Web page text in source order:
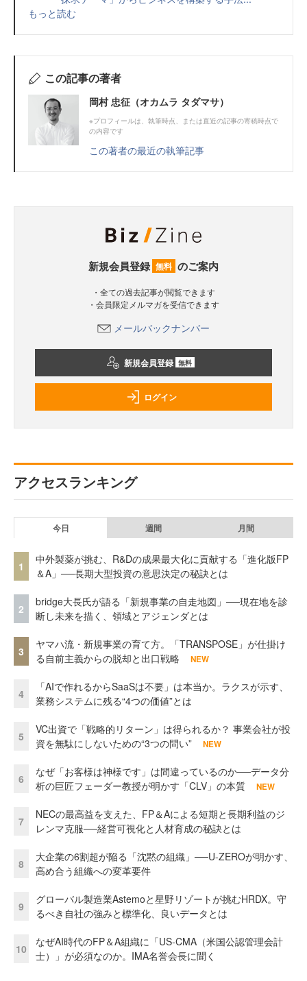
もっと読む
この記事の著者
岡村 忠征（オカムラ タダマサ）
※プロフィールは、執筆時点、または直近の記事の寄稿時点で
の内容です
この著者の最近の執筆記事
新規会員登録 無料 のご案内
・全ての過去記事が閲覧できます
・会員限定メルマガを受信できます
メールバックナンバー
新規会員登録 無料
ログイン
アクセスランキング
今日 週間 月間
1
中外製薬が挑む、R&Dの成果最大化に貢献する「進化版FP
＆A」──長期大型投資の意思決定の秘訣とは
2
bridge大長氏が語る「新規事業の自走地図」──現在地を診
断し未来を描く、領域とアジェンダとは
3
ヤマハ流・新規事業の育て方。「TRANSPOSE」が仕掛け
る自前主義からの脱却と出口戦略
NEW
4
「AIで作れるからSaaSは不要」は本当か。ラクスが示す、
業務システムに残る“4つの価値”とは
5
VC出資で「戦略的リターン」は得られるか？ 事業会社が投
資を無駄にしないための“3つの問い”
NEW
6
なぜ「お客様は神様です」は間違っているのか──データ分
析の巨匠フェーダー教授が明かす「CLV」の本質
NEW
7
NECの最高益を支えた、FP＆Aによる短期と長期利益のジ
レンマ克服──経営可視化と人材育成の秘訣とは
8
大企業の6割超が陥る「沈黙の組織」──U-ZEROが明かす、
高め合う組織への変革要件
9
グローバル製造業Astemoと星野リゾートが挑むHRDX。守
るべき自社の強みと標準化、良いデータとは
10
なぜAI時代のFP＆A組織に「US-CMA（米国公認管理会計
士）」が必須なのか。IMA名誉会長に聞く